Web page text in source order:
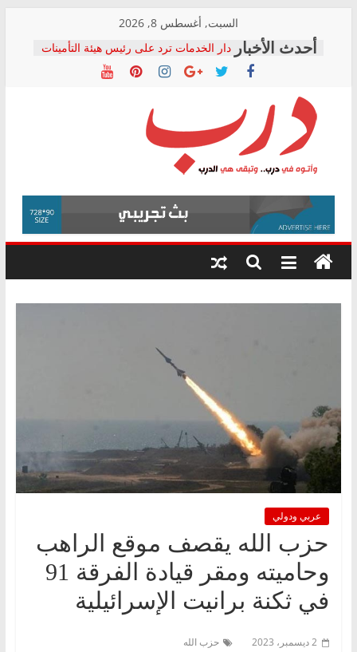
content
السبت, أغسطس 8, 2026
دار الخدمات ترد على رئيس هيئة التأمينات
بعد مؤتمره الصحفي: إنكار الأزمة لا ينهي
معاناة أصحاب المعاشات.. ونطالب بكشف
فرحات سليمان يكتب: القطاع الصحي إلى
أين؟
حزب التحالف الشعبي يطلق لجنة “الحق
في الصحة” بالإسكندرية لرصد الانتهاكات
ودعم المرضى
الوزاري لمدينة الصحفيين.. وانتهاء أعمال
إنشاء المبنى الإداري
المجلس القومي لحقوق الإنسان يعلن
متابعة قضية الدكتور محمد زهران.. ويؤكد:
قرينة البراءة وضمانات المحاكمة العادلة
درب
وأتوه
درب..
وتبقى
هي
عربي ودولي
حزب الله يقصف موقع الراهب
وحاميته ومقر قيادة ‏الفرقة 91
في ثكنة برانيت الإسرائيلية
2 ديسمبر، 2023 حزب الله